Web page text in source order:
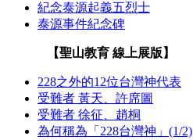
紀念泰源起義五烈士
泰源事件紀念碑
【聖山教育 線上展版】
228之外的12位台灣神代表
受難者 黃天、許席圖
受難者 徐征、趙桐
為何稱為「228台灣神」(1/2)